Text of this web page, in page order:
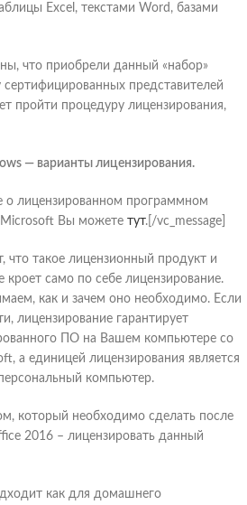
Excel, текстами Word, базами
что приобрели данный «набор»
представителей
пройти процедуру лицензирования,
— варианты лицензирования.
о лицензированном программном
Microsoft Вы можете тут.[/vc_message]
что такое лицензионный продукт и
кроет само по себе лицензирование.
как и зачем оно необходимо. Если
лицензирование гарантирует
ПО на Вашем компьютере со
а единицей лицензирования является
компьютер.
который необходимо сделать после
2016 – лицензировать данный
как для домашнего